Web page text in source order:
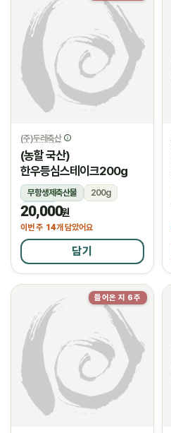
(주)두레축산
(농할 국산)
한우등심스테이크200g
무항생제축산물
200g
냉장
20,000원
이번 주 14개 담았어요
담기
들어온 지 6주